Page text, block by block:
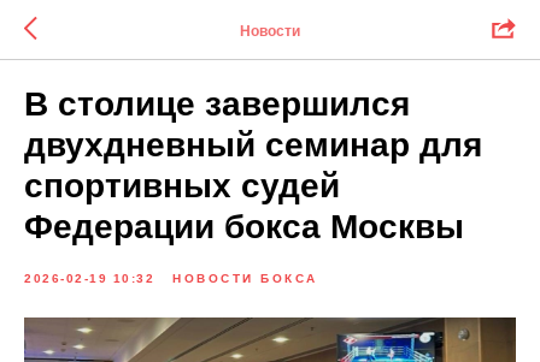
Новости
В столице завершился
двухдневный семинар для
спортивных судей
Федерации бокса Москвы
2026-02-19 10:32 НОВОСТИ БОКСА